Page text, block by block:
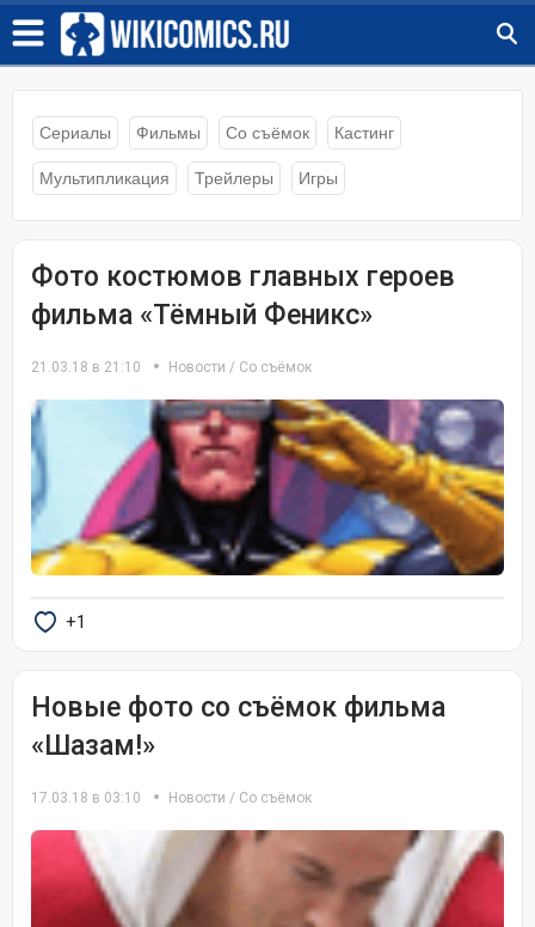
Сериалы Фильмы Со съёмок Кастинг
Мультипликация Трейлеры Игры
Фото костюмов главных героев
фильма «Тёмный Феникс»
21.03.18 в 21:10 Новости / Со съёмок
+1
Новые фото со съёмок фильма
«Шазам!»
17.03.18 в 03:10 Новости / Со съёмок